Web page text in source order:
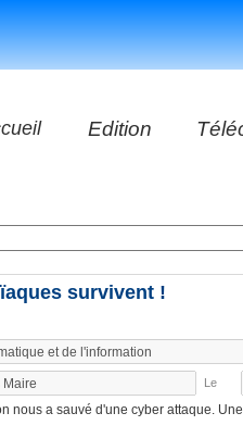
Edition
Les livres
survivent !
Le
nous a sauvé d'une cyber attaque.